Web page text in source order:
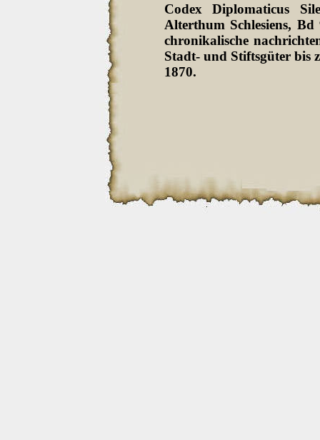
Codex Diplomaticus
Alterthum Schlesiens,
chronikalische
Stadt- und Stiftsgüter bis
1870.